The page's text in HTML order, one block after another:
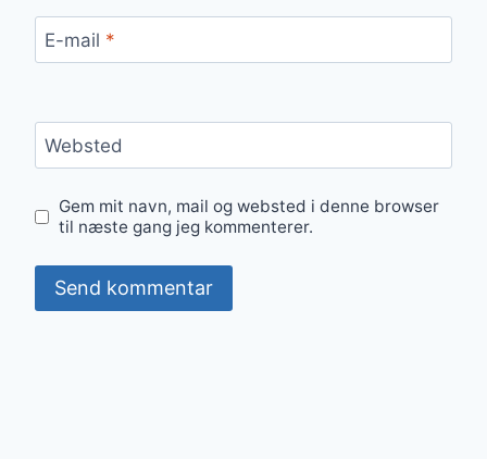
E-mail *
Websted
Gem mit navn, mail og websted i denne browser
til næste gang jeg kommenterer.